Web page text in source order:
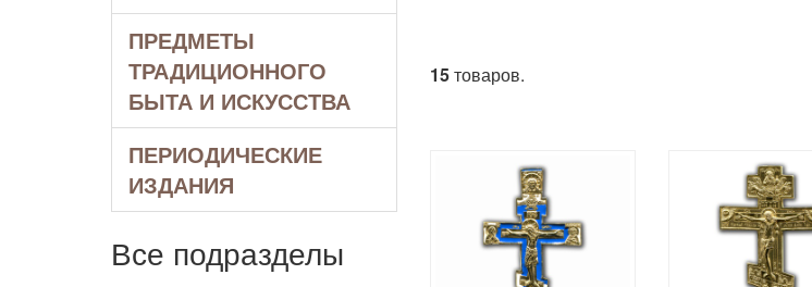
ПРЕДМЕТЫ
ТРАДИЦИОННОГО
БЫТА И ИСКУССТВА
ПЕРИОДИЧЕСКИЕ
ИЗДАНИЯ
Все подразделы
15товаров.